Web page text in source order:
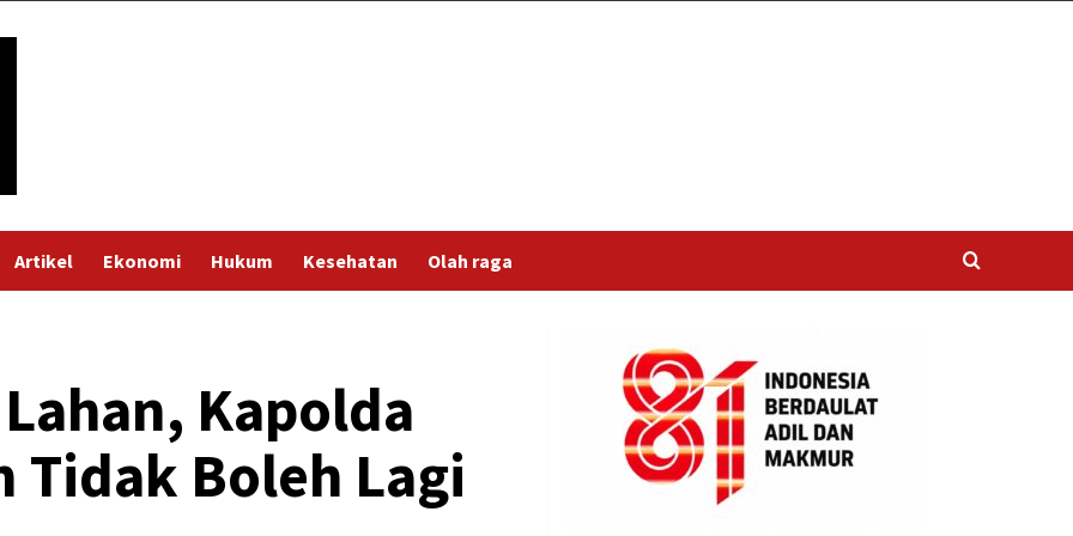
Artikel Ekonomi Hukum Kesehatan Olah raga
Kapolda
Tidak Boleh Lagi